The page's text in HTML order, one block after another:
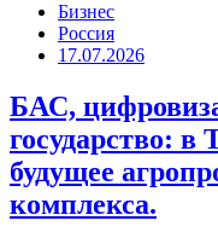
Бизнес
Россия
17.07.2026
БАС,
государство:
будущее
комплекса.